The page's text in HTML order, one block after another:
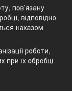
пов’язану
відповідно
наказом
роботи,
при їх обробці